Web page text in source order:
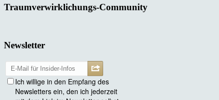
Traumverwirklichungs-Community
Newsletter